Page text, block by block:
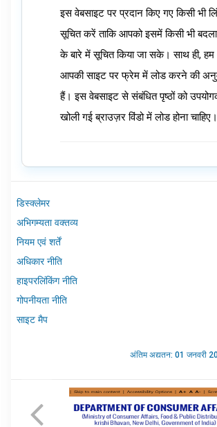
इस वेबसाइट पर प्रदान किए गए किसी भी
सूचित करें ताकि आपको इसमें किसी भी
के बारे में सूचित किया जा सके। साथ ही, हम
आपकी साइट पर फ्रेम में लोड करने की
हैं। इस वेबसाइट से संबंधित पृष्ठों को
खोली गई ब्राउज़र विंडो में लोड होना चाहिए।
डिस्क्लेमर
अभिगम्यता वक्तव्य
नियम एवं शर्तें
अधिकार नीति
हाइपरलिंकिंग नीति
गोपनीयता नीति
साइट मैप
अंतिम अद्यतन: 01 जनवरी